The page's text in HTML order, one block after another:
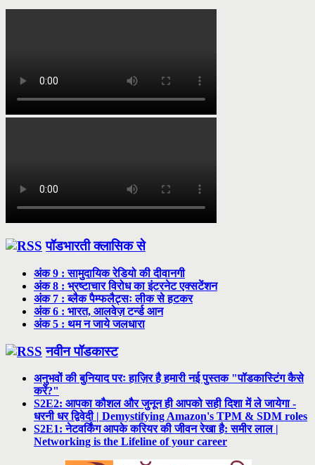
पॉडभारती क्लासिक से
अंक 9 : सामुदायिक रेडियो की दीवानगी
अंक 8 : भ्रष्टाचार विरोध का इंटरनेट एक्सटेंशन
अंक 7 : ब्लैक पैम्फलैट्सः लीक से हटकर
अंक 6 : भारत, आलवेज़ टर्न्ड आन
अंक 5 : थम न जाये जलधारा
नवीन पॉडकास्ट
अनुभवों की बुनियाद परः हाज़िर है हमारी नई पुस्तक "पॉडकास्टिंग कैसे
करें?"
S2E2: आपका कौशल और जुनून ही आपको सही दिशा में ले जायेगा -
धरनी धर द्विवेदी | Demystifying Amazon's TPM & SDM roles
S2E1: नेटवर्किंग आपके करियर की जीवन रेखा है: समीर लाल |
Networking is the Lifeline of your career